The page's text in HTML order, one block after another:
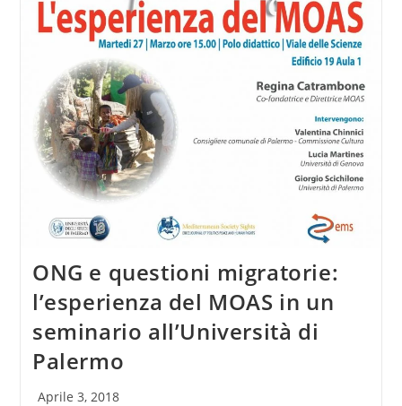
ONG e questioni migratorie:
l’esperienza del MOAS in un
seminario all’Università di
Palermo
Articolo
Aprile 3, 2018